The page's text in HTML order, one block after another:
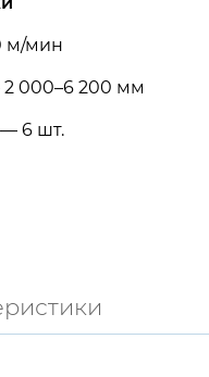
м/мин
000–6 200 мм
— 6 шт.